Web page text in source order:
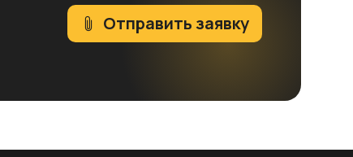
Отправить заявку